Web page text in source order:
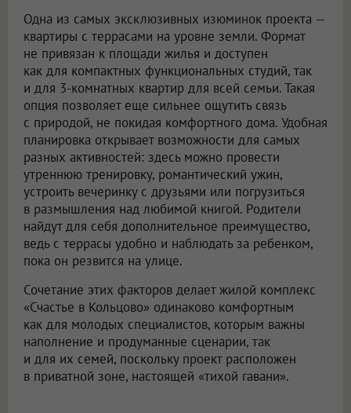
Одна из самых эксклюзивных изюминок проекта —
квартиры с террасами на уровне земли. Формат
не привязан к площади жилья и доступен
как для компактных функциональных студий, так
и для 3-комнатных квартир для всей семьи. Такая
опция позволяет еще сильнее ощутить связь
с природой, не покидая комфортного дома. Удобная
планировка открывает возможности для самых
разных активностей: здесь можно провести
утреннюю тренировку, романтический ужин,
устроить вечеринку с друзьями или погрузиться
в размышления над любимой книгой. Родители
найдут для себя дополнительное преимущество,
ведь с террасы удобно и наблюдать за ребенком,
пока он резвится на улице.
Сочетание этих факторов делает жилой комплекс
«Счастье в Кольцово» одинаково комфортным
как для молодых специалистов, которым важны
наполнение и продуманные сценарии, так
и для их семей, поскольку проект расположен
в приватной зоне, настоящей «тихой гавани».